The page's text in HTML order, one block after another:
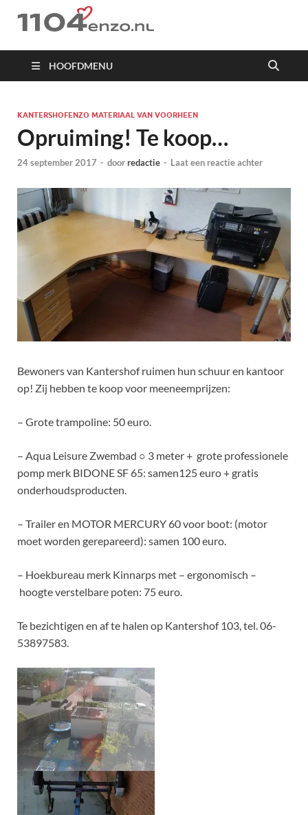
1104 en zo
HOOFDMENU
KANTERSHOFENZO MATERIAAL VAN VOORHEEN
Opruiming! Te koop…
24 september 2017 - doorredactie - Laat een reactie achter
Bewoners van Kantershof ruimen hun schuur en kantoor
op! Zij hebben te koop voor meeneemprijzen:
– Grote trampoline: 50 euro.
– Aqua Leisure Zwembad ○ 3 meter + grote professionele
pomp merk BIDONE SF 65: samen125 euro + gratis
onderhoudsproducten.
– Trailer en MOTOR MERCURY 60 voor boot: (motor
moet worden gerepareerd): samen 100 euro.
– Hoekbureau merk Kinnarps met – ergonomisch –
hoogte verstelbare poten: 75 euro.
Te bezichtigen en af te halen op Kantershof 103, tel. 06-
53897583.